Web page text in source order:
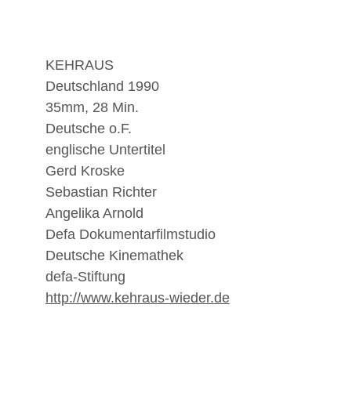
KEHRAUS
Deutschland 1990
35mm, 28 Min.
Deutsche o.F.
englische Untertitel
Gerd Kroske
Sebastian Richter
Angelika Arnold
Defa Dokumentarfilmstudio
Deutsche Kinemathek
defa-Stiftung
http://www.kehraus-wieder.de